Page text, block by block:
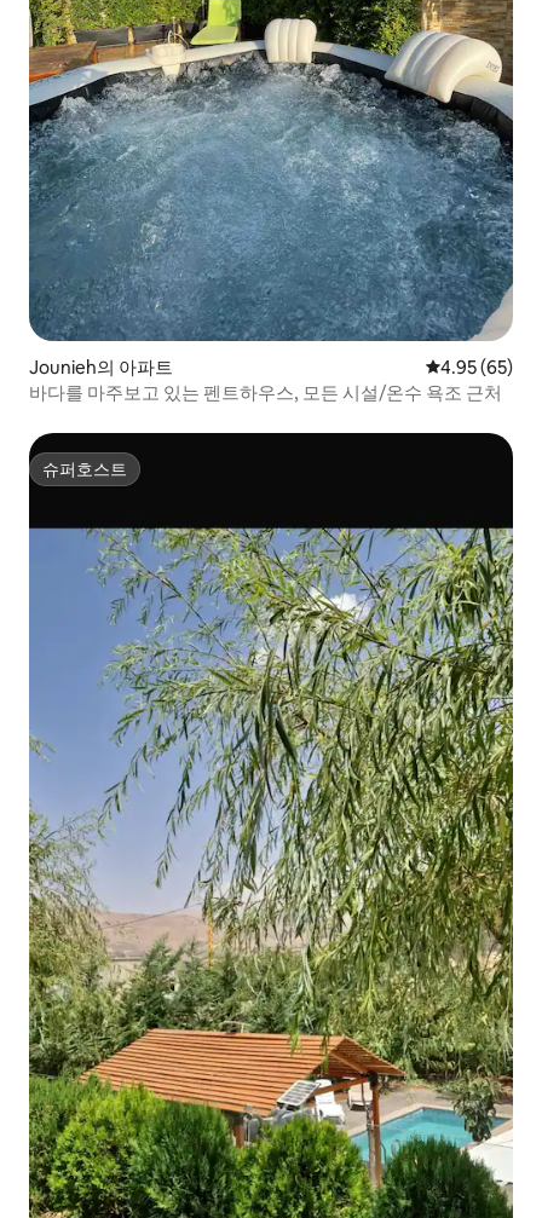
Jounieh의 아파트 평점 4.95점(5
4.95 (65)
바다를 마주보고 있는 펜트하우스, 모든 시설/온수 욕조 근처
슈퍼호스트
슈퍼호스트